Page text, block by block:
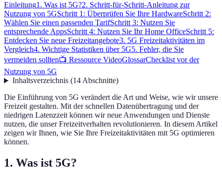
Einleitung1. Was ist 5G?2. Schritt-für-Schritt-Anleitung zur
Nutzung von 5GSchritt 1: Überprüfen Sie Ihre HardwareSchritt 2:
Wählen Sie einen passenden TarifSchritt 3: Nutzen Sie
entsprechende AppsSchritt 4: Nutzen Sie Ihr Home OfficeSchritt 5:
Entdecken Sie neue Freizeitangebote3. 5G Freizeitaktivitäten im
Vergleich4. Wichtige Statistiken über 5G5. Fehler, die Sie
vermeiden sollten📺 Ressource VideoGlossarChecklist vor der
Nutzung von 5G
Inhaltsverzeichnis(14Abschnitte)
Die Einführung von 5G verändert die Art und Weise, wie wir unsere
Freizeit gestalten. Mit der schnellen Datenübertragung und der
niedrigen Latenzzeit können wir neue Anwendungen und Dienste
nutzen, die unser Freizeitverhalten revolutionieren. In diesem Artikel
zeigen wir Ihnen, wie Sie Ihre Freizeitaktivitäten mit 5G optimieren
können.
1. Was ist 5G?